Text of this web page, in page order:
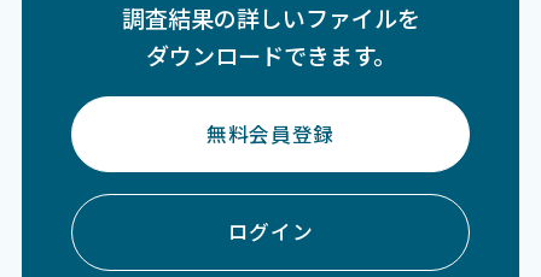
調査結果の詳しいファイルを
ダウンロードできます。
無料会員登録
ログイン